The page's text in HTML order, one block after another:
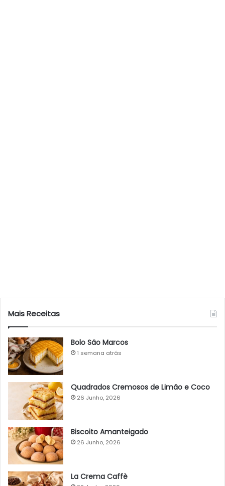
Mais Receitas
Bolo São Marcos
1 semana atrás
Quadrados Cremosos de Limão e Coco
26 Junho, 2026
Biscoito Amanteigado
26 Junho, 2026
La Crema Caffè